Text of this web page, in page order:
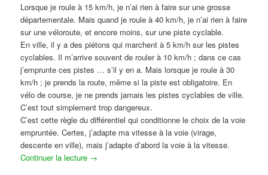
Lorsque je roule à 15 km/h, je n’ai rien à faire sur une grosse
départementale. Mais quand je roule à 40 km/h, je n’ai rien à faire
sur une véloroute, et encore moins, sur une piste cyclable.
En ville, il y a des piétons qui marchent à 5 km/h sur les pistes
cyclables. Il m’arrive souvent de rouler à 10 km/h ; dans ce cas
j’emprunte ces pistes … s’il y en a. Mais lorsque je roule à 30
km/h ; je prends la route, même si la piste est obligatoire. En
vélo de course, je ne prends jamais les pistes cyclables de ville.
C’est tout simplement trop dangereux.
C’est cette règle du différentiel qui conditionne le choix de la voie
empruntée. Certes, j’adapte ma vitesse à la voie (virage,
descente en ville), mais j’adapte d’abord la voie à la vitesse.
Continuer la lecture →